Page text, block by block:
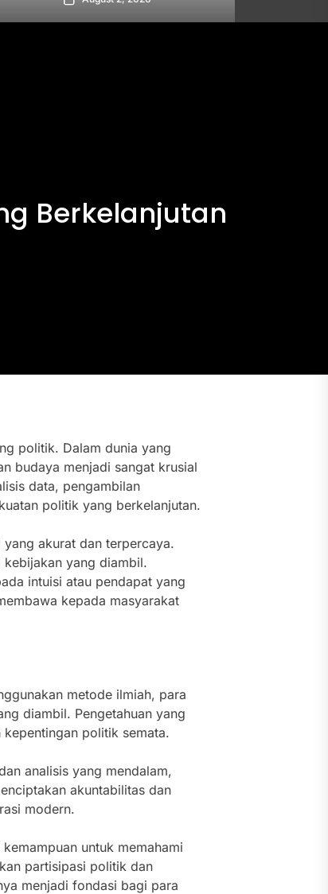
Berkelanjutan
politik. Dalam dunia yang
budaya menjadi sangat krusial
data, pengambilan
politik yang berkelanjutan.
akurat dan terpercaya.
yang diambil.
intuisi atau pendapat yang
kepada masyarakat
metode ilmiah, para
diambil. Pengetahuan yang
politik semata.
analisis yang mendalam,
akuntabilitas dan
modern.
untuk memahami
partisipasi politik dan
menjadi fondasi bagi para